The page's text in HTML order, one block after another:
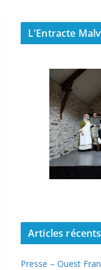
L'Entracte
Articles récents
Presse – Ouest